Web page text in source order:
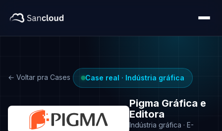
← Voltar pra Cases Case real · Indústria gráfica
Pigma Gráfica e
Editora
Indústria gráfica · E-